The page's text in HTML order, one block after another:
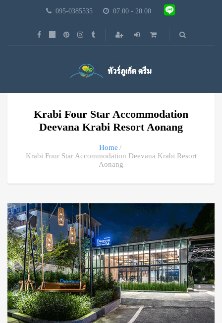
095-0385535 07.00 - 20.00
Krabi Four Star Accommodation
Deevana Krabi Resort Aonang
Home
Krabi Four Star Accommodation Deevana Krabi Resort
Aonang